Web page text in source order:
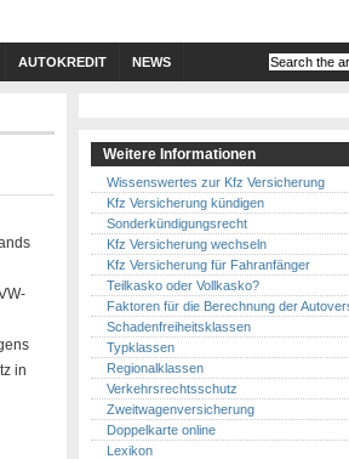
AUTOKREDIT NEWS
in
Weitere Informationen
Wissenswertes zur Kfz Versicherung
Kfz Versicherung kündigen
Sonderkündigungsrecht
Kfz Versicherung wechseln
Kfz Versicherung für Fahranfänger
Teilkasko oder Vollkasko?
Faktoren für die Berechnung der
Schadenfreiheitsklassen
Typklassen
Regionalklassen
Verkehrsrechtsschutz
Zweitwagenversicherung
Doppelkarte online
Lexikon